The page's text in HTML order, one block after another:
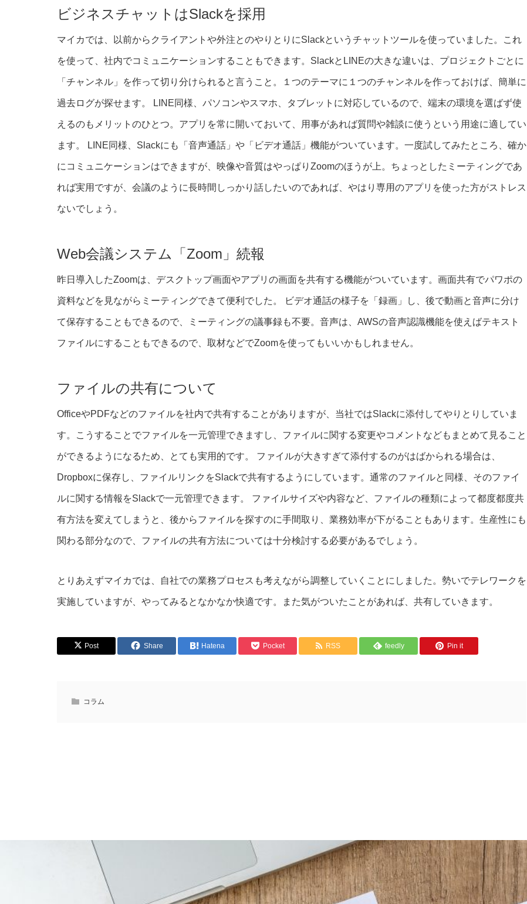
ビジネスチャットはSlackを採用
マイカでは、以前からクライアントや外注とのやりとりにSlackというチャットツールを使っていました。これ
を使って、社内でコミュニケーションすることもできます。SlackとLINEの大きな違いは、プロジェクトごとに
「チャンネル」を作って切り分けられると言うこと。１つのテーマに１つのチャンネルを作っておけば、簡単に
過去ログが探せます。 LINE同様、パソコンやスマホ、タブレットに対応しているので、端末の環境を選ばず使
えるのもメリットのひとつ。アプリを常に開いておいて、用事があれば質問や雑談に使うという用途に適してい
ます。 LINE同様、Slackにも「音声通話」や「ビデオ通話」機能がついています。一度試してみたところ、確か
にコミュニケーションはできますが、映像や音質はやっぱりZoomのほうが上。ちょっとしたミーティングであ
れば実用ですが、会議のように長時間しっかり話したいのであれば、やはり専用のアプリを使った方がストレス
ないでしょう。
Web会議システム「Zoom」続報
昨日導入したZoomは、デスクトップ画面やアプリの画面を共有する機能がついています。画面共有でパワポの
資料などを見ながらミーティングできて便利でした。 ビデオ通話の様子を「録画」し、後で動画と音声に分け
て保存することもできるので、ミーティングの議事録も不要。音声は、AWSの音声認識機能を使えばテキスト
ファイルにすることもできるので、取材などでZoomを使ってもいいかもしれません。
ファイルの共有について
OfficeやPDFなどのファイルを社内で共有することがありますが、当社ではSlackに添付してやりとりしていま
す。こうすることでファイルを一元管理できますし、ファイルに関する変更やコメントなどもまとめて見ること
ができるようになるため、とても実用的です。 ファイルが大きすぎて添付するのがはばかられる場合は、
Dropboxに保存し、ファイルリンクをSlackで共有するようにしています。通常のファイルと同様、そのファイ
ルに関する情報をSlackで一元管理できます。 ファイルサイズや内容など、ファイルの種類によって都度都度共
有方法を変えてしまうと、後からファイルを探すのに手間取り、業務効率が下がることもあります。生産性にも
関わる部分なので、ファイルの共有方法については十分検討する必要があるでしょう。
とりあえずマイカでは、自社での業務プロセスも考えながら調整していくことにしました。勢いでテレワークを
実施していますが、やってみるとなかなか快適です。また気がついたことがあれば、共有していきます。
Post Share Hatena Pocket RSS feedly Pin it
コラム